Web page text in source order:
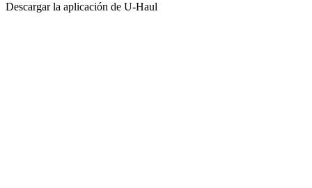
Descargar la aplicación de U-Haul